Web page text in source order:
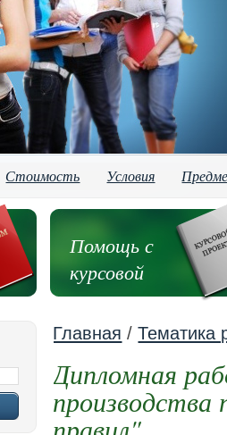
Стоимость Условия
Помощь с
курсовой
Главная /Тематика
Дипломная